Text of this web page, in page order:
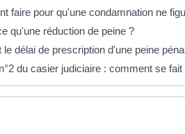
faire pour qu'une condamnation ne
qu'une réduction de peine ?
le délai de prescription d'une peine
du casier judiciaire : comment se